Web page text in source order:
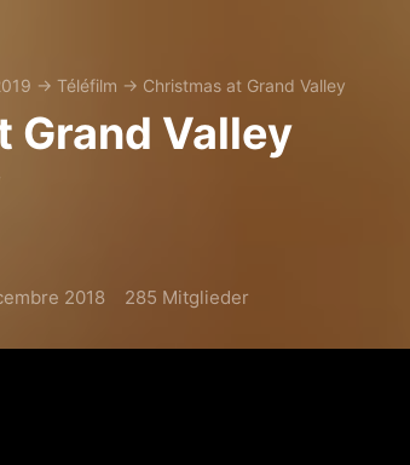
→ Téléfilm → Christmas at Grand Valley
Grand Valley
2018 285 Mitglieder